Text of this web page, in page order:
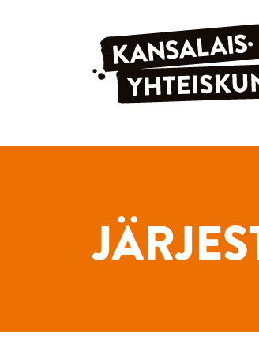
Siirry sisältöön